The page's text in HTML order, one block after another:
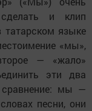
и клип
языке
«мы»,
— «жало»
эти два
сравнение: мы —
песни, они